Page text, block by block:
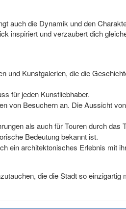
auch die Dynamik und den
inspiriert und verzaubert dich
und Kunstgalerien, die die
für jeden Kunstliebhaber.
von Besuchern an. Die Aussicht
als auch für Touren durch das
Bedeutung bekannt ist.
ein architektonisches Erlebnis mit
die die Stadt so einzigartig